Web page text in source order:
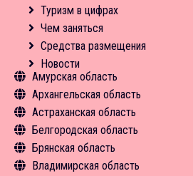
Туризм в цифрах
Чем заняться
Средства размещения
Новости
Амурская область
Общая информация
Объекты туристского притяжения
Инфрастуктура туризма
Туризм в цифрах
Чем заняться
Архангельская область
Общая информация
Объекты туристского притяжения
Инфрастуктура туризма
Туризм в цифрах
Астраханская область
Общая информация
Объекты туристского притяжения
Инфрастуктура туризма
Белгородская область
Общая информация
Объекты туристского притяжения
Брянская область
Общая информация
Владимирская область